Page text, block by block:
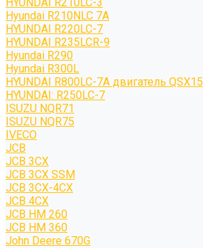
Hyundai R210NLC 7A
HYUNDAI R220LC-7
HYUNDAI R235LCR-9
Hyundai R290
Hyundai R300L
HYUNDAI R800LC-7A двигатель QSX15
HYUNDAI: R250LC-7
ISUZU NQR71
ISUZU NQR75
IVECO
JCB
JCB 3CX
JCB 3CX SSM
JCB 3CX-4CX
JCB 4CX
JCB HM 260
JCB HM 360
John Deere 670G